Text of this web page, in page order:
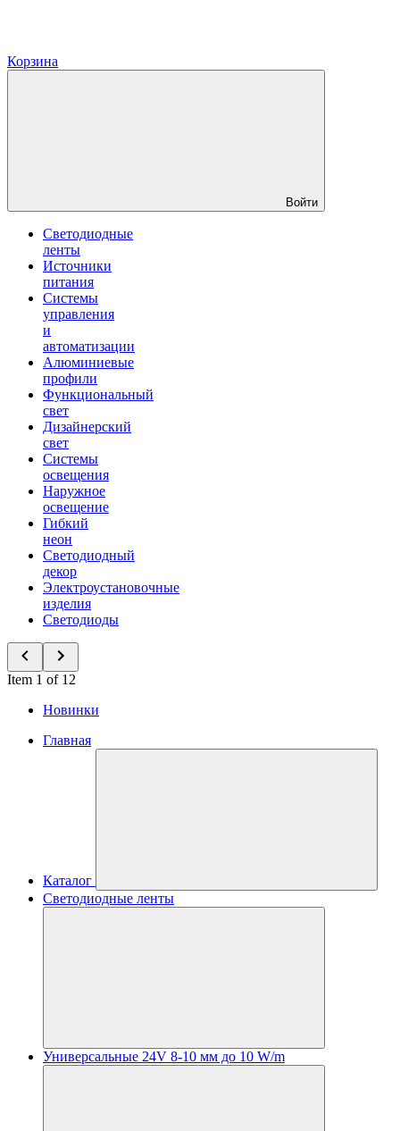
Корзина
Войти
Светодиодные
ленты
Источники
питания
Системы
управления
и
автоматизации
Алюминиевые
профили
Функциональный
свет
Дизайнерский
свет
Системы
освещения
Наружное
освещение
Гибкий
неон
Светодиодный
декор
Электроустановочные
изделия
Светодиоды
Item 1 of 12
Новинки
Главная
Каталог
Светодиодные ленты
Универсальные 24V 8-10 мм до 10 W/m